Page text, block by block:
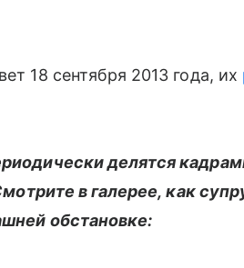
18 сентября 2013 года, их
делятся
в галерее, как
обстановке: